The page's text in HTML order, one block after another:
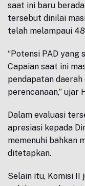
saat ini baru
tersebut dinilai
telah melampaui
“Potensi PAD yang
Capaian saat ini
pendapatan
perencanaan,” ujar
Dalam evaluasi
apresiasi kepada
memenuhi bahkan
ditetapkan.
Selain itu, Komisi II